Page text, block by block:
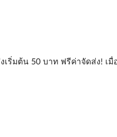
เริ่มต้น 50 บาท ฟรีค่าจัดส่ง! เ